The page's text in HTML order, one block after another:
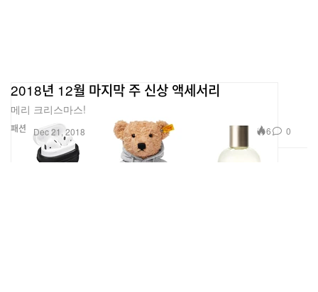
패션
2018년 12월 마지막 주 신상 액세서리
메리 크리스마스!
Dec 21, 2018 6 0